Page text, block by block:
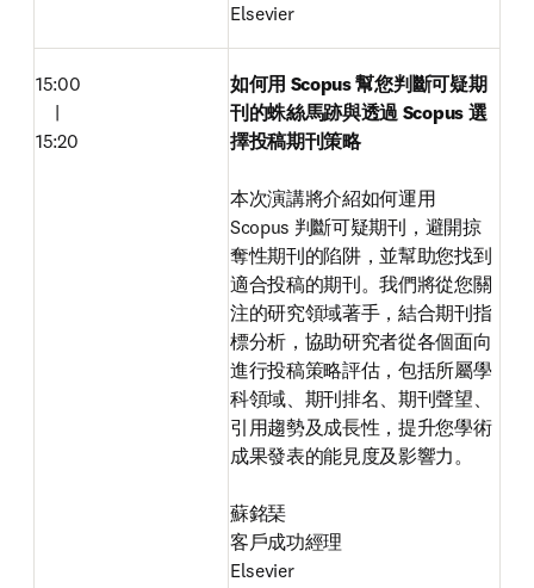
Elsevier
15:00
|
15:20
如何用 Scopus 幫您判斷可疑期
刊的蛛絲馬跡與透過 Scopus 選
擇投稿期刊策略
本次演講將介紹如何運用
Scopus 判斷可疑期刊，避開掠
奪性期刊的陷阱，並幫助您找到
適合投稿的期刊。我們將從您關
注的研究領域著手，結合期刊指
標分析，協助研究者從各個面向
進行投稿策略評估，包括所屬學
科領域、期刊排名、期刊聲望、
引用趨勢及成長性，提升您學術
成果發表的能見度及影響力。
蘇銘琹
客戶成功經理
Elsevier